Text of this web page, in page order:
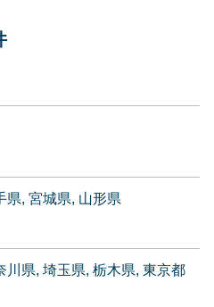
県 宮城県 山形県
川県 埼玉県 栃木県 東京都